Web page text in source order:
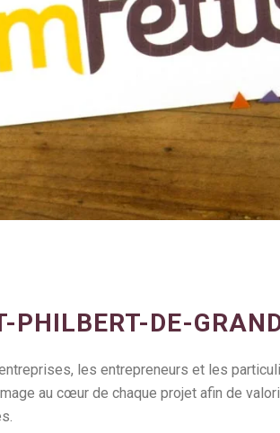
PHILBERT-DE-
les entrepreneurs et les
au cœur de chaque projet afin de